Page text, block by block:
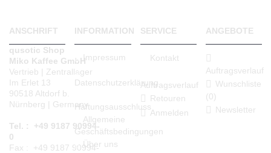
ANSCHRIFT
qusotic Shop
Miko Kaffee GmbH
Vertrieb | Zentrallager
Im Erlet 13
90518 Altdorf b.
Nürnberg | Germany
Tel. : +49 9187 90994-
0
Fax : +49 9187 90994-
INFORMATION
Impressum
Datenschutzerklärung
Haftungsausschluss
Allgemeine
Geschäftsbedingungen
Über uns
SERVICE
Kontakt
Auftragsverlauf
Retouren
Anmelden
ANGEBOTE
Auftragsverlauf
Wunschliste
(0)
Newsletter